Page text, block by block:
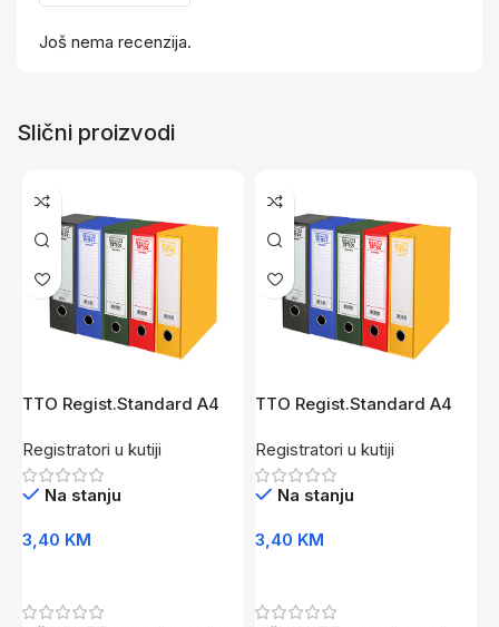
Još nema recenzija.
Slični proizvodi
TTO Regist.Standard A4
Registratori u kutiji
Na stanju
3,40 KM
TTO Regist.Standard A4
Registratori u kutiji
Na stanju
3,40 KM